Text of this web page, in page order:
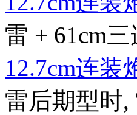
雷 + 61cm
12.7cm连装
雷后期型时,